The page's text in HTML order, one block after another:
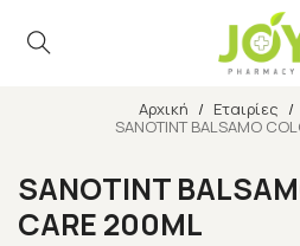
Αρχική / Εταιρίες /
SANOTINT BALSAMO
SANOTINT
CARE 200ML